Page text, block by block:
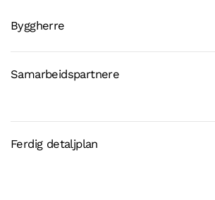
Byggherre
Samarbeidspartnere
Ferdig detaljplan